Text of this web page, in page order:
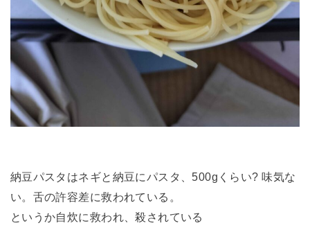
納豆パスタはネギと納豆にパスタ、500gくらい? 味気な
い。舌の許容差に救われている。
というか自炊に救われ、殺されている